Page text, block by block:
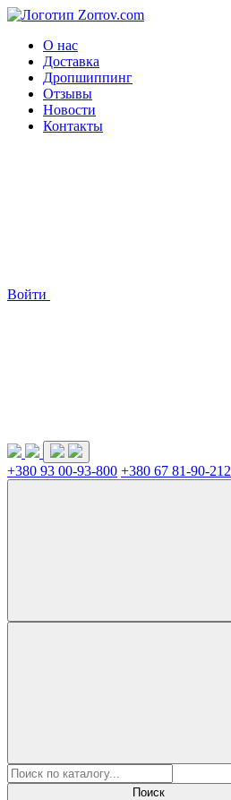
О нас
Доставка
Дропшиппинг
Отзывы
Новости
Контакты
Войти
+380 93 00-93-800 +380 67 81-90-212
Поиск